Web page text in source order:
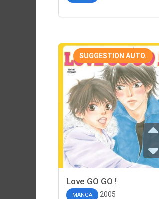
SUGGESTION AUTO.
Love GO GO !
MANGA 2005